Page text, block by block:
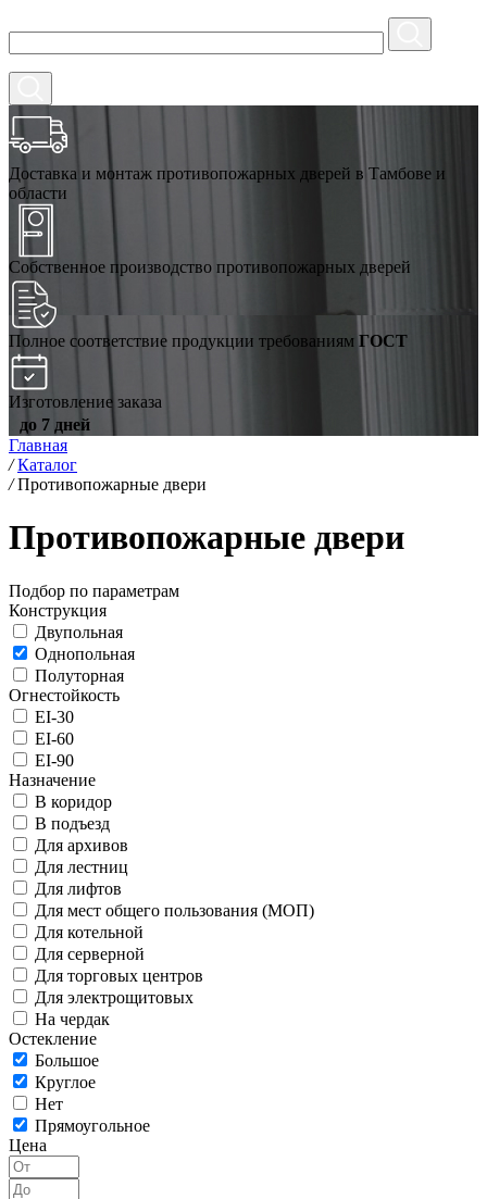
Доставка и монтаж противопожарных дверей в Тамбове и
области
Собственное производство противопожарных дверей
Полное соответствие продукции требованиям ГОСТ
Изготовление заказа
до 7 дней
Главная
/ Каталог
/ Противопожарные двери
Противопожарные двери
Подбор по параметрам
Конструкция
Двупольная
Однопольная
Полуторная
Огнестойкость
EI-30
EI-60
EI-90
Назначение
В коридор
В подъезд
Для архивов
Для лестниц
Для лифтов
Для мест общего пользования (МОП)
Для котельной
Для серверной
Для торговых центров
Для электрощитовых
На чердак
Остекление
Большое
Круглое
Нет
Прямоугольное
Цена